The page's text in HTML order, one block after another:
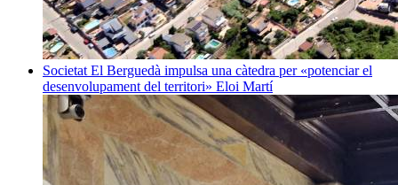
Societat El Berguedà impulsa una càtedra per «potenciar el
desenvolupament del territori» Eloi Martí